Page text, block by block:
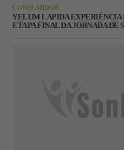
CONSUMIDOR
YELUM LAPIDA EXPERIÊNCIA
ETAPA FINAL DA JORNADA DE